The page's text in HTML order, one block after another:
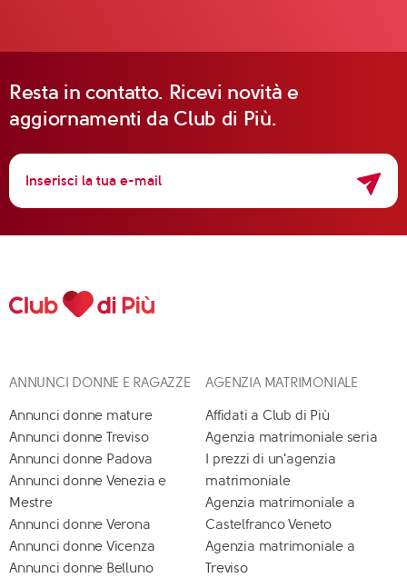
Resta in contatto. Ricevi novità e
aggiornamenti da Club di Più.
ANNUNCI DONNE E RAGAZZE
Annunci donne mature
Annunci donne Treviso
Annunci donne Padova
Annunci donne Venezia e
Mestre
Annunci donne Verona
Annunci donne Vicenza
Annunci donne Belluno
AGENZIA MATRIMONIALE
Affidati a Club di Più
Agenzia matrimoniale seria
I prezzi di un'agenzia
matrimoniale
Agenzia matrimoniale a
Castelfranco Veneto
Agenzia matrimoniale a
Treviso